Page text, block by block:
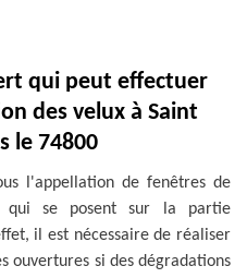
qui peut effectuer
des velux à Saint
le 74800
l'appellation de fenêtres de
qui se posent sur la partie
il est nécessaire de réaliser
ouvertures si des dégradations